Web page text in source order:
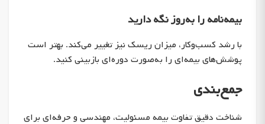
بیمه‌نامه را به‌روز نگه دارید
با رشد کسب‌وکار، میزان ریسک نیز تغییر می‌کند. بهتر است
پوشش‌های بیمه‌ای را به‌صورت دوره‌ای بازبینی کنید.
جمع‌بندی
شناخت دقیق تفاوت بیمه مسئولیت، مهندسی و حرفه‌ای برای